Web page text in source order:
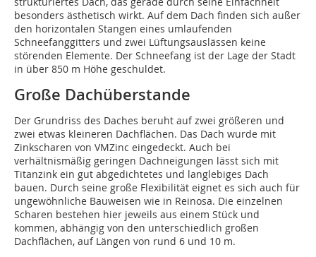
besonders ästhetisch wirkt. Auf dem Dach finden sich außer
den horizontalen Stangen eines umlaufenden
Schneefanggitters und zwei Lüftungsauslässen keine
störenden Elemente. Der Schneefang ist der Lage der Stadt
in über 850 m Höhe geschuldet.
Große Dachüberstande
Der Grundriss des Daches beruht auf zwei größeren und
zwei etwas kleineren Dachflächen. Das Dach wurde mit
Zinkscharen von VMZinc eingedeckt. Auch bei
verhältnismäßig geringen Dachneigungen lässt sich mit
Titanzink ein gut abgedichtetes und langlebiges Dach
bauen. Durch seine große Flexibilität eignet es sich auch für
ungewöhnliche Bauweisen wie in Reinosa. Die einzelnen
Scharen bestehen hier jeweils aus einem Stück und
kommen, abhängig von den unterschiedlich großen
Dachflächen, auf Längen von rund 6 und 10 m.